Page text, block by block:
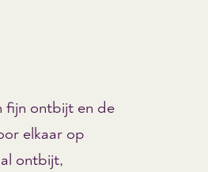
fijn ontbijt en de
elkaar op
ontbijt,